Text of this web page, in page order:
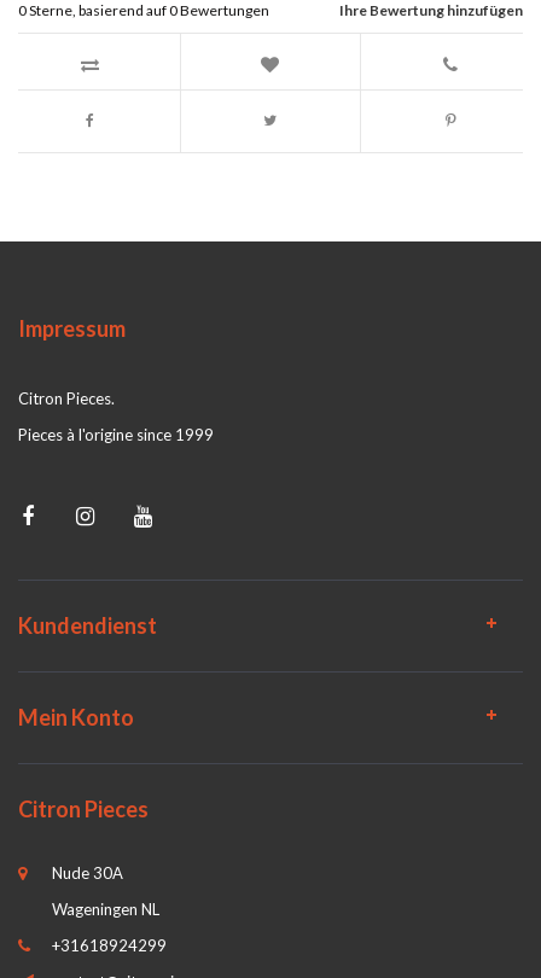
Ihre Bewertung hinzufügen
0Sterne, basierend auf0Bewertungen
Impressum
Citron Pieces.
Pieces à l'origine since 1999
Kundendienst
Mein Konto
Citron Pieces
Nude 30A
Wageningen NL
+31618924299